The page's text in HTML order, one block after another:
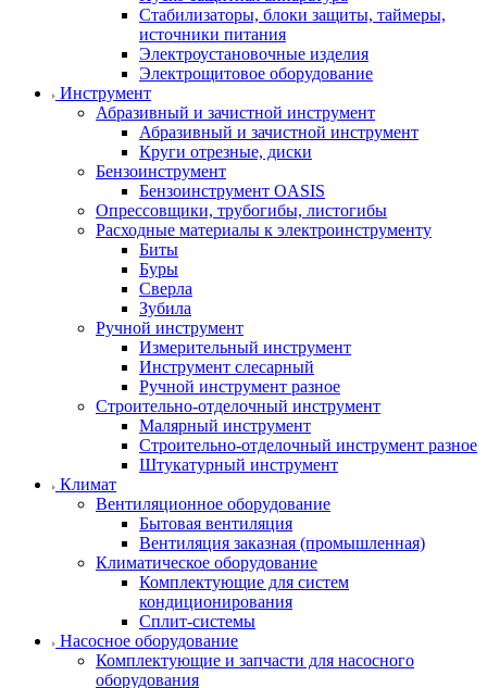
Стабилизаторы, блоки защиты, таймеры,
источники питания
Электроустановочные изделия
Электрощитовое оборудование
Инструмент
Абразивный и зачистной инструмент
Абразивный и зачистной инструмент
Круги отрезные, диски
Бензоинструмент
Бензоинструмент OASIS
Опрессовщики, трубогибы, листогибы
Расходные материалы к электроинструменту
Биты
Буры
Сверла
Зубила
Ручной инструмент
Измерительный инструмент
Инструмент слесарный
Ручной инструмент разное
Строительно-отделочный инструмент
Малярный инструмент
Строительно-отделочный инструмент разное
Штукатурный инструмент
Климат
Вентиляционное оборудование
Бытовая вентиляция
Вентиляция заказная (промышленная)
Климатическое оборудование
Комплектующие для систем
кондиционирования
Сплит-системы
Насосное оборудование
Комплектующие и запчасти для насосного
оборудования